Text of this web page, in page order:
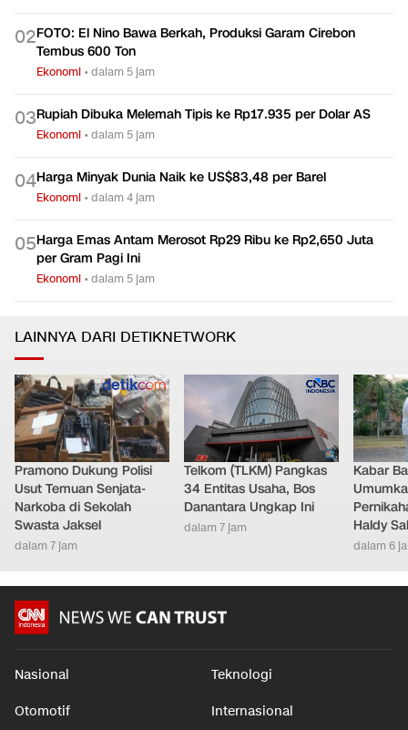
02FOTO: El Nino Bawa Berkah, Produksi Garam Cirebon
Tembus 600 Ton
Ekonomi •dalam 5 jam
03Rupiah Dibuka Melemah Tipis ke Rp17.935 per Dolar AS
Ekonomi •dalam 5 jam
04Harga Minyak Dunia Naik ke US$83,48 per Barel
Ekonomi •dalam 4 jam
05Harga Emas Antam Merosot Rp29 Ribu ke Rp2,650 Juta
per Gram Pagi Ini
Ekonomi •dalam 5 jam
LAINNYA DARI DETIKNETWORK
Pramono Dukung Polisi
Usut Temuan Senjata-
Narkoba di Sekolah
Swasta Jaksel
dalam 7 jam
Telkom (TLKM) Pangkas
34 Entitas Usaha, Bos
Danantara Ungkap Ini
dalam 7 jam
Kabar
Haldy
dalam 6
Nasional Teknologi
Otomotif Internasional